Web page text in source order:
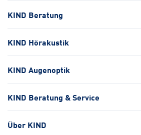
KIND Beratung
KIND Hörakustik
KIND Augenoptik
KIND Beratung & Service
Über KIND